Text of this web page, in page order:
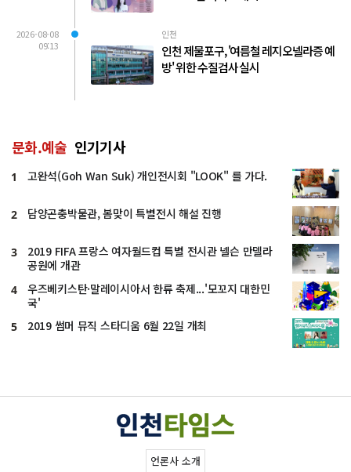
2026-08-08
09:13
인천
인천 제물포구, '여름철 레지오넬라증 예
방' 위한 수질검사 실시
문화.예술 인기기사
1 고완석(Goh Wan Suk) 개인전시회 "LOOK" 를 가다.
2 담양곤충박물관, 봄맞이 특별전시 해설 진행
3
2019 FIFA 프랑스 여자월드컵 특별 전시관 넬슨 만델라
공원에 개관
4
우즈베키스탄·말레이시아서 한류 축제...'모꼬지 대한민
국'
5 2019 썸머 뮤직 스타디움 6월 22일 개최
언론사 소개